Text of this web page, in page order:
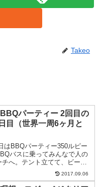
Takeo
BBQパーティー 2回目の
目（世界一周6ヶ月と
はBBQパーティー350ルピー
バスに乗ってみんなで人の
へ。テント立てて、ビール
ーフボードがあったのでサー
てみる。ショートボードだか
2017.09.06